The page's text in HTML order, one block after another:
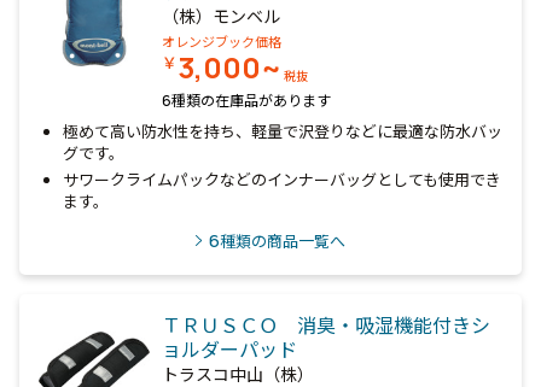
（株）モンベル
オレンジブック価格
￥3,000~ 税抜
6種類の在庫品があります
極めて高い防水性を持ち、軽量で沢登りなどに最適な防水バッ
グです。
サワークライムパックなどのインナーバッグとしても使用でき
ます。
6種類の商品一覧へ
ＴＲＵＳＣＯ 消臭・吸湿機能付きシ
ョルダーパッド
トラスコ中山（株）